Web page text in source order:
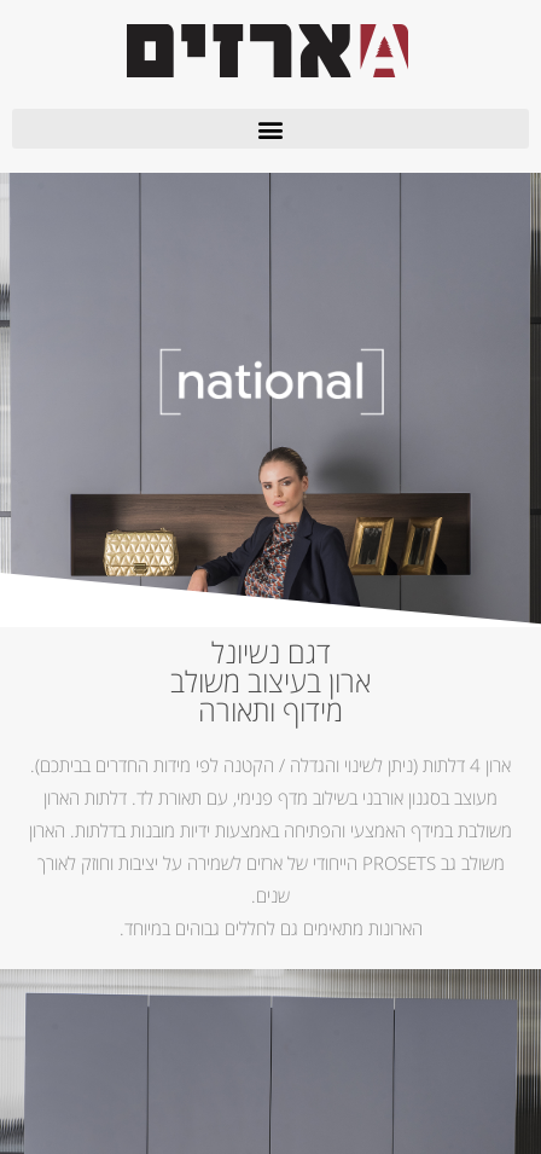
דגם נשיונל
ארון בעיצוב משולב
מידוף ותאורה
ארון 4 דלתות (ניתן לשינוי והגדלה / הקטנה לפי מידות החדרים בביתכם).
מעוצב בסגנון אורבני בשילוב מדף פנימי, עם תאורת לד. דלתות הארון
משולבת במידף האמצעי והפתיחה באמצעות ידיות מובנות בדלתות. הארון
משולב גב PROSETS הייחודי של ארזים לשמירה על יציבות וחוזק לאורך
שנים.
הארונות מתאימים גם לחללים גבוהים במיוחד.